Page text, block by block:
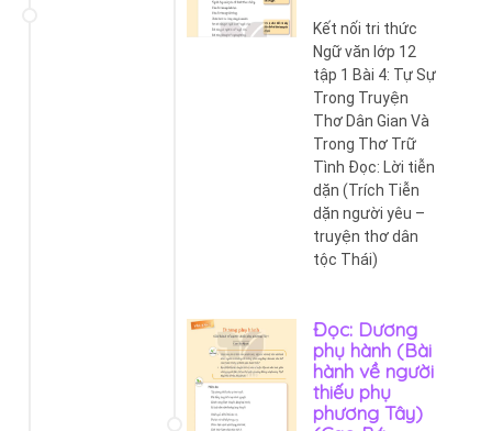
Kết nối tri thức
Ngữ văn lớp 12
tập 1 Bài 4: Tự Sự
Trong Truyện
Thơ Dân Gian Và
Trong Thơ Trữ
Tình Đọc: Lời tiễn
dặn (Trích Tiễn
dặn người yêu –
truyện thơ dân
tộc Thái)
Đọc: Dương
phụ hành (Bài
hành về người
thiếu phụ
phương Tây)